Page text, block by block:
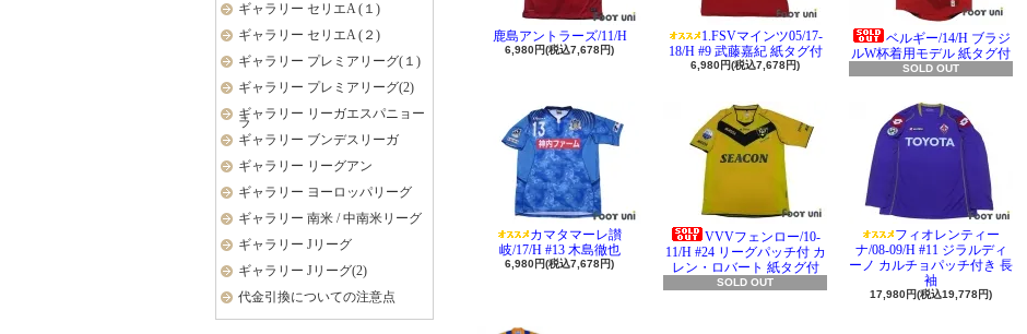
ギャラリー セリエA (１)
ギャラリー セリエA (２)
ギャラリー プレミアリーグ(１)
ギャラリー プレミアリーグ(2)
ギャラリー リーガエスパニョー
ラ
ギャラリー ブンデスリーガ
ギャラリー リーグアン
ギャラリー ヨーロッパリーグ
ギャラリー 南米 / 中南米リーグ
ギャラリー Jリーグ
ギャラリー Jリーグ(2)
代金引換についての注意点
鹿島アントラーズ/11/H
6,980円(税込7,678円)
1.FSVマインツ05/17-
18/H #9 武藤嘉紀 紙タグ付
6,980円(税込7,678円)
ベルギー/14/H ブラジ
ルW杯着用モデル 紙タグ付
SOLD OUT
カマタマーレ讃
岐/17/H #13 木島徹也
6,980円(税込7,678円)
VVVフェンロー/10-
11/H #24 リーグパッチ付 カ
レン・ロバート 紙タグ付
SOLD OUT
フィオレンティー
ナ/08-09/H #11 ジラルディ
ーノ カルチョパッチ付き 長
袖
17,980円(税込19,778円)